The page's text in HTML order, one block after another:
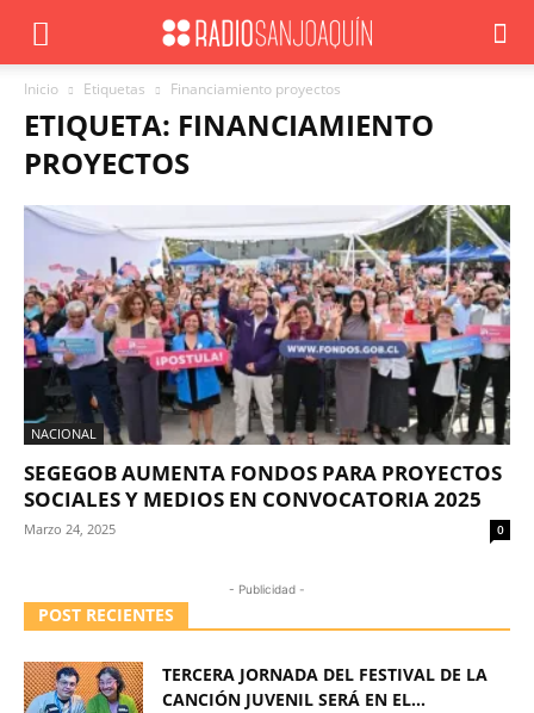
Inicio Etiquetas Financiamiento proyectos
ETIQUETA: FINANCIAMIENTO
PROYECTOS
NACIONAL
SEGEGOB AUMENTA FONDOS PARA PROYECTOS
SOCIALES Y MEDIOS EN CONVOCATORIA 2025
Marzo 24, 2025 0
- Publicidad -
POST RECIENTES
TERCERA JORNADA DEL FESTIVAL DE LA
CANCIÓN JUVENIL SERÁ EN EL...